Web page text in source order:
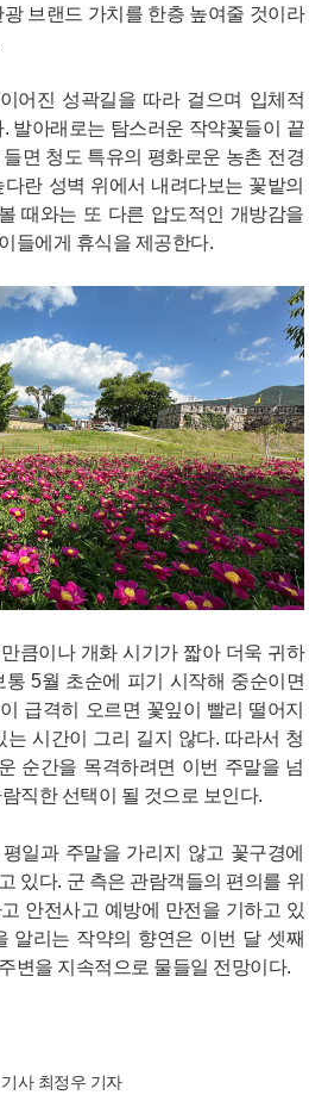
브랜드 가치를 한층 높여줄 것이라
어진 성곽길을 따라 걸으며 입체적
발아래로는 탐스러운 작약꽃들이 끝
면 청도 특유의 평화로운 농촌 전경
란 성벽 위에서 내려다보는 꽃밭의
때와는 또 다른 압도적인 개방감을
들에게 휴식을 제공한다.
큼이나 개화 시기가 짧아 더욱 귀하
5월 초순에 피기 시작해 중순이면
급격히 오르면 꽃잎이 빨리 떨어지
시간이 그리 길지 않다. 따라서 청
순간을 목격하려면 이번 주말을 넘
직한 선택이 될 것으로 보인다.
일과 주말을 가리지 않고 꽃구경에
있다. 군 측은 관람객들의 편의를 위
안전사고 예방에 만전을 기하고 있
알리는 작약의 향연은 이번 달 셋째
변을 지속적으로 물들일 전망이다.
기사 최정우 기자